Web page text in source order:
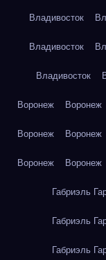
Владивосток
Владивосток
Владивосток
Воронеж Воронеж
Воронеж Воронеж
Воронеж Воронеж
Габриэль
Габриэль
Габриэль